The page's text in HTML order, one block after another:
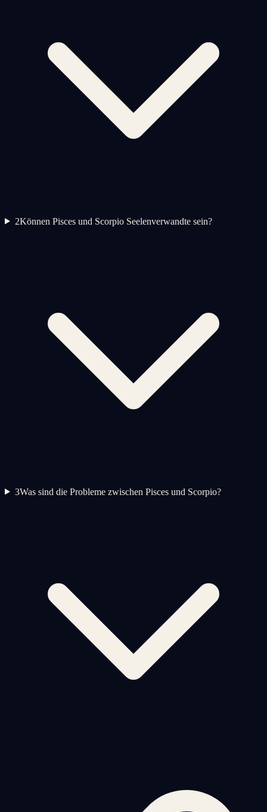
2Können Pisces und Scorpio Seelenverwandte sein?
3Was sind die Probleme zwischen Pisces und Scorpio?